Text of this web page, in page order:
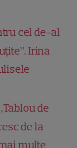
cel de-al
Irina
de
de la
multe